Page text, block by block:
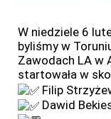
W niedziele 6
byliśmy w
Zawodach LA w
startowała w
Filip
Dawid